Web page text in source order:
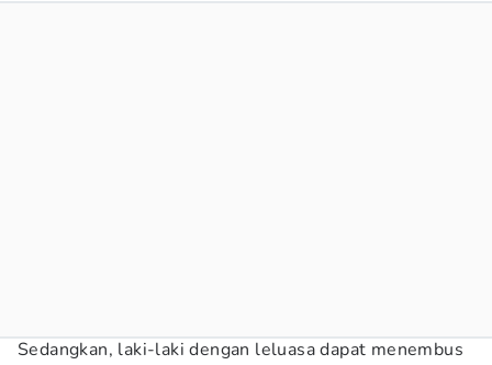
Sedangkan, laki-laki dengan leluasa dapat menembus